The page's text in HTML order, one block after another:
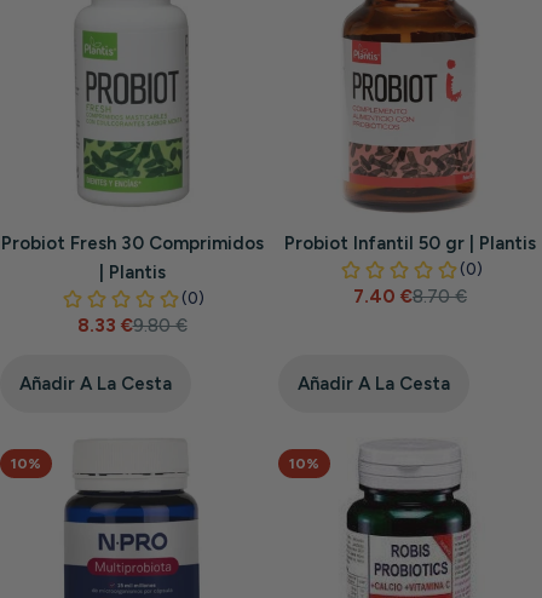
Probiot Fresh 30 Comprimidos
| Plantis
Precio
venta
8.33 €Precio
9.80 €
Añadir A La Cesta
Probiot Infantil 50 gr | Plantis
Precio
7.40 €Precio
8.70 €
Añadir A La Cesta
10% 10%